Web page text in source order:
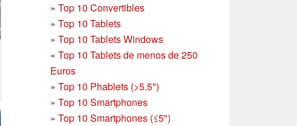
» Top 10 Convertibles
» Top 10 Tablets
» Top 10 Tablets Windows
» Top 10 Tablets de menos de 250
Euros
» Top 10 Phablets (>5.5")
» Top 10 Smartphones
» Top 10 Smartphones (≤5")